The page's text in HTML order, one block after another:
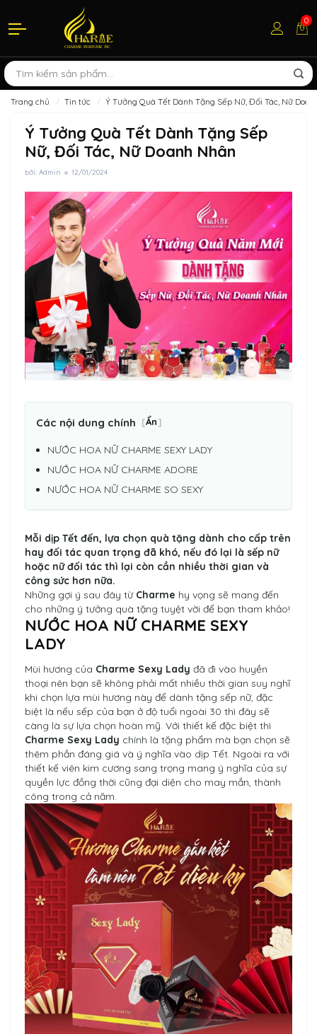
0
Trang chủ Tin tức Ý Tưởng Quà Tết Dành Tặng Sếp Nữ, Đối Tác, Nữ
Ý Tưởng Quà Tết Dành Tặng Sếp
Nữ, Đối Tác, Nữ Doanh Nhân
bởi: Admin 12/01/2024
Các nội dung chính [Ẩn]
NƯỚC HOA NỮ CHARME SEXY LADY
NƯỚC HOA NỮ CHARME ADORE
NƯỚC HOA NỮ CHARME SO SEXY
Mỗi dịp Tết đến, lựa chọn quà tặng dành cho cấp trên
hay đối tác quan trọng đã khó, nếu đó lại là sếp nữ
hoặc nữ đối tác thì lại còn cần nhiều thời gian và
công sức hơn nữa.
Những gợi ý sau đây từ Charme hy vọng sẽ mang đến
cho những ý tưởng quà tặng tuyệt vời để bạn tham khảo!
NƯỚC HOA NỮ CHARME SEXY
LADY
Mùi hương của Charme Sexy Lady đã đi vào huyền
thoại nên bạn sẽ không phải mất nhiều thời gian suy nghĩ
khi chọn lựa mùi hương này để dành tặng sếp nữ, đặc
biệt là nếu sếp của bạn ở độ tuổi ngoài 30 thì đây sẽ
càng là sự lựa chọn hoàn mỹ. Với thiết kế đặc biệt thì
Charme Sexy Lady chính là tặng phẩm mà bạn chọn sẽ
thêm phần đáng giá và ý nghĩa vào dịp Tết. Ngoài ra với
thiết kế viên kim cương sang trọng mang ý nghĩa của sự
quyền lực đồng thời cũng đại diện cho may mắn, thành
công trong cả năm.